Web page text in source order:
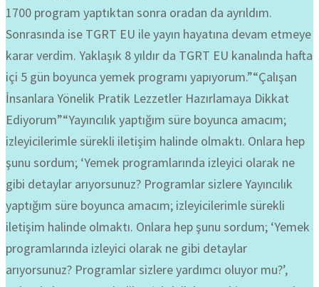
1700 program yaptıktan sonra oradan da ayrıldım.
Sonrasında ise TGRT EU ile yayın hayatına devam etmeye
karar verdim. Yaklaşık 8 yıldır da TGRT EU kanalında hafta
içi 5 gün boyunca yemek programı yapıyorum.”“Çalışan
İnsanlara Yönelik Pratik Lezzetler Hazırlamaya Dikkat
Ediyorum”“Yayıncılık yaptığım süre boyunca amacım;
izleyicilerimle sürekli iletişim halinde olmaktı. Onlara hep
şunu sordum; ‘Yemek programlarında izleyici olarak ne
gibi detaylar arıyorsunuz? Programlar sizlere Yayıncılık
yaptığım süre boyunca amacım; izleyicilerimle sürekli
iletişim halinde olmaktı. Onlara hep şunu sordum; ‘Yemek
programlarında izleyici olarak ne gibi detaylar
arıyorsunuz? Programlar sizlere yardımcı oluyor mu?’,